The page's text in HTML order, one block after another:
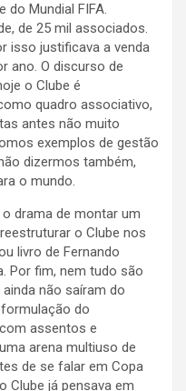
do Mundial FIFA.
de 25 mil associados.
isso justificava a venda
ano. O discurso de
o Clube é
quadro associativo,
antes não muito
exemplos de gestão
dizermos também,
o mundo.
drama de montar um
o Clube nos
livro de Fernando
Por fim, nem tudo são
não saíram do
do
assentos e
arena multiuso de
de se falar em Copa
Clube já pensava em